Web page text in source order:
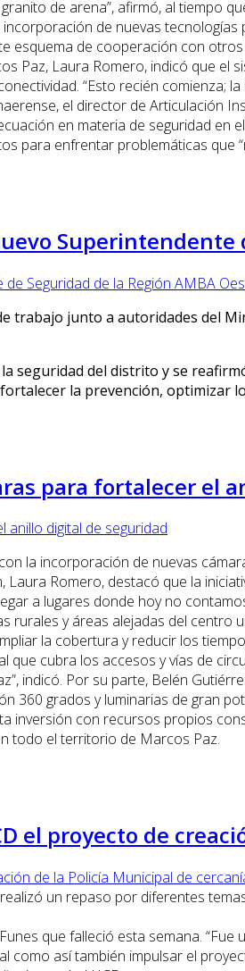
de arena”, afirmó, al tiempo
de nuevas
esquema de cooperación con
Paz, Laura Romero, indicó que el
“Esto recién comienza;
el director de Articulación
en materia de seguridad
para enfrentar problemáticas que
Superintendente
trabajo junto a autoridades del
seguridad del distrito y se
la prevención, optimizar
para fortalecer el
la incorporación de nuevas
Laura Romero, destacó que la
a lugares donde hoy no
rurales y áreas alejadas del
la cobertura y reducir los
que cubra los accesos y vías de
indicó. Por su parte, Belén
360 grados y luminarias de gran
inversión con recursos propios
todo el territorio de Marcos Paz.
el proyecto de
un repaso por diferentes
que falleció esta semana.
así también impulsar el